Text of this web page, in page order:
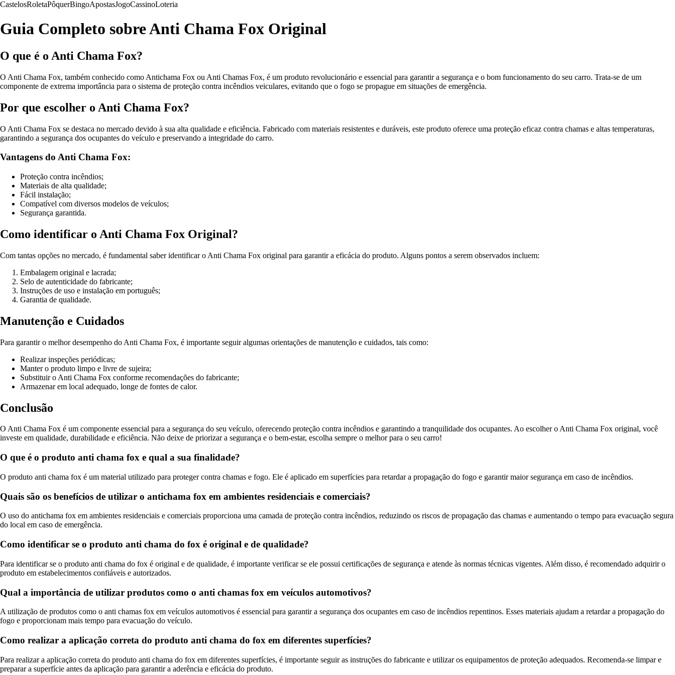
CastelosRoletaPôquerBingoApostasJogoCassinoLoteria
Guia Completo sobre Anti Chama Fox Original
O que é o Anti Chama Fox?
O Anti Chama Fox, também conhecido como Antichama Fox ou Anti Chamas Fox, é um produto revolucionário e essencial para garantir a segurança e o bom funcionamento do seu carro. Trata-se de um
componente de extrema importância para o sistema de proteção contra incêndios veiculares, evitando que o fogo se propague em situações de emergência.
Por que escolher o Anti Chama Fox?
O Anti Chama Fox se destaca no mercado devido à sua alta qualidade e eficiência. Fabricado com materiais resistentes e duráveis, este produto oferece uma proteção eficaz contra chamas e altas temperaturas,
garantindo a segurança dos ocupantes do veículo e preservando a integridade do carro.
Vantagens do Anti Chama Fox:
Proteção contra incêndios;
Materiais de alta qualidade;
Fácil instalação;
Compatível com diversos modelos de veículos;
Segurança garantida.
Como identificar o Anti Chama Fox Original?
Com tantas opções no mercado, é fundamental saber identificar o Anti Chama Fox original para garantir a eficácia do produto. Alguns pontos a serem observados incluem:
Embalagem original e lacrada;
Selo de autenticidade do fabricante;
Instruções de uso e instalação em português;
Garantia de qualidade.
Manutenção e Cuidados
Para garantir o melhor desempenho do Anti Chama Fox, é importante seguir algumas orientações de manutenção e cuidados, tais como:
Realizar inspeções periódicas;
Manter o produto limpo e livre de sujeira;
Substituir o Anti Chama Fox conforme recomendações do fabricante;
Armazenar em local adequado, longe de fontes de calor.
Conclusão
O Anti Chama Fox é um componente essencial para a segurança do seu veículo, oferecendo proteção contra incêndios e garantindo a tranquilidade dos ocupantes. Ao escolher o Anti Chama Fox original, você
investe em qualidade, durabilidade e eficiência. Não deixe de priorizar a segurança e o bem-estar, escolha sempre o melhor para o seu carro!
O que é o produto anti chama fox e qual a sua finalidade?
O produto anti chama fox é um material utilizado para proteger contra chamas e fogo. Ele é aplicado em superfícies para retardar a propagação do fogo e garantir maior segurança em caso de incêndios.
Quais são os benefícios de utilizar o antichama fox em ambientes residenciais e comerciais?
O uso do antichama fox em ambientes residenciais e comerciais proporciona uma camada de proteção contra incêndios, reduzindo os riscos de propagação das chamas e aumentando o tempo para evacuação segura
do local em caso de emergência.
Como identificar se o produto anti chama do fox é original e de qualidade?
Para identificar se o produto anti chama do fox é original e de qualidade, é importante verificar se ele possui certificações de segurança e atende às normas técnicas vigentes. Além disso, é recomendado adquirir o
produto em estabelecimentos confiáveis e autorizados.
Qual a importância de utilizar produtos como o anti chamas fox em veículos automotivos?
A utilização de produtos como o anti chamas fox em veículos automotivos é essencial para garantir a segurança dos ocupantes em caso de incêndios repentinos. Esses materiais ajudam a retardar a propagação do
fogo e proporcionam mais tempo para evacuação do veículo.
Como realizar a aplicação correta do produto anti chama do fox em diferentes superfícies?
Para realizar a aplicação correta do produto anti chama do fox em diferentes superfícies, é importante seguir as instruções do fabricante e utilizar os equipamentos de proteção adequados. Recomenda-se limpar e
preparar a superfície antes da aplicação para garantir a aderência e eficácia do produto.